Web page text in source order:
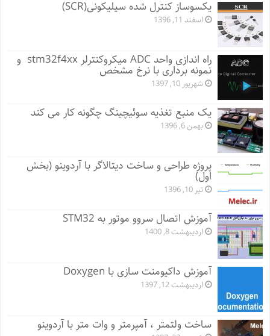
یکسوساز کنترل شده سیلیکونی(SCR)
اسفند 11, 1396
راه اندازی واحد ADC میکروکنترلر stm32f4xx و
نمونه برداری با نرخ مشخص
شهریور 10, 1397
یک منبع تغذیه سوئیچینگ چگونه کار می کند
بهمن 6, 1396
پروژه طراحی و ساخت دیتالاگر با آردوینو (بخش
اول)
تیر 10, 1396
آموزش اتصال سروو موتور به STM32
اردیبهشت 8, 1400
آموزش داکیومنت سازی با Doxygen
اردیبهشت 12, 1397
ساخت ولتمتر ، آمپرمتر و وات متر با آردوینو